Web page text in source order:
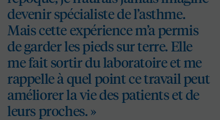
devenir spécialiste de l’asthme.
Mais cette expérience m’a permis
de garder les pieds sur terre. Elle
me fait sortir du laboratoire et me
rappelle à quel point ce travail peut
améliorer la vie des patients et de
leurs proches. »